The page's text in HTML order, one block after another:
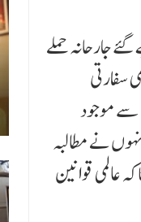
جارحانہ حملے
سفارتی
سے موجود
نے مطالبہ
عالمی قوانین